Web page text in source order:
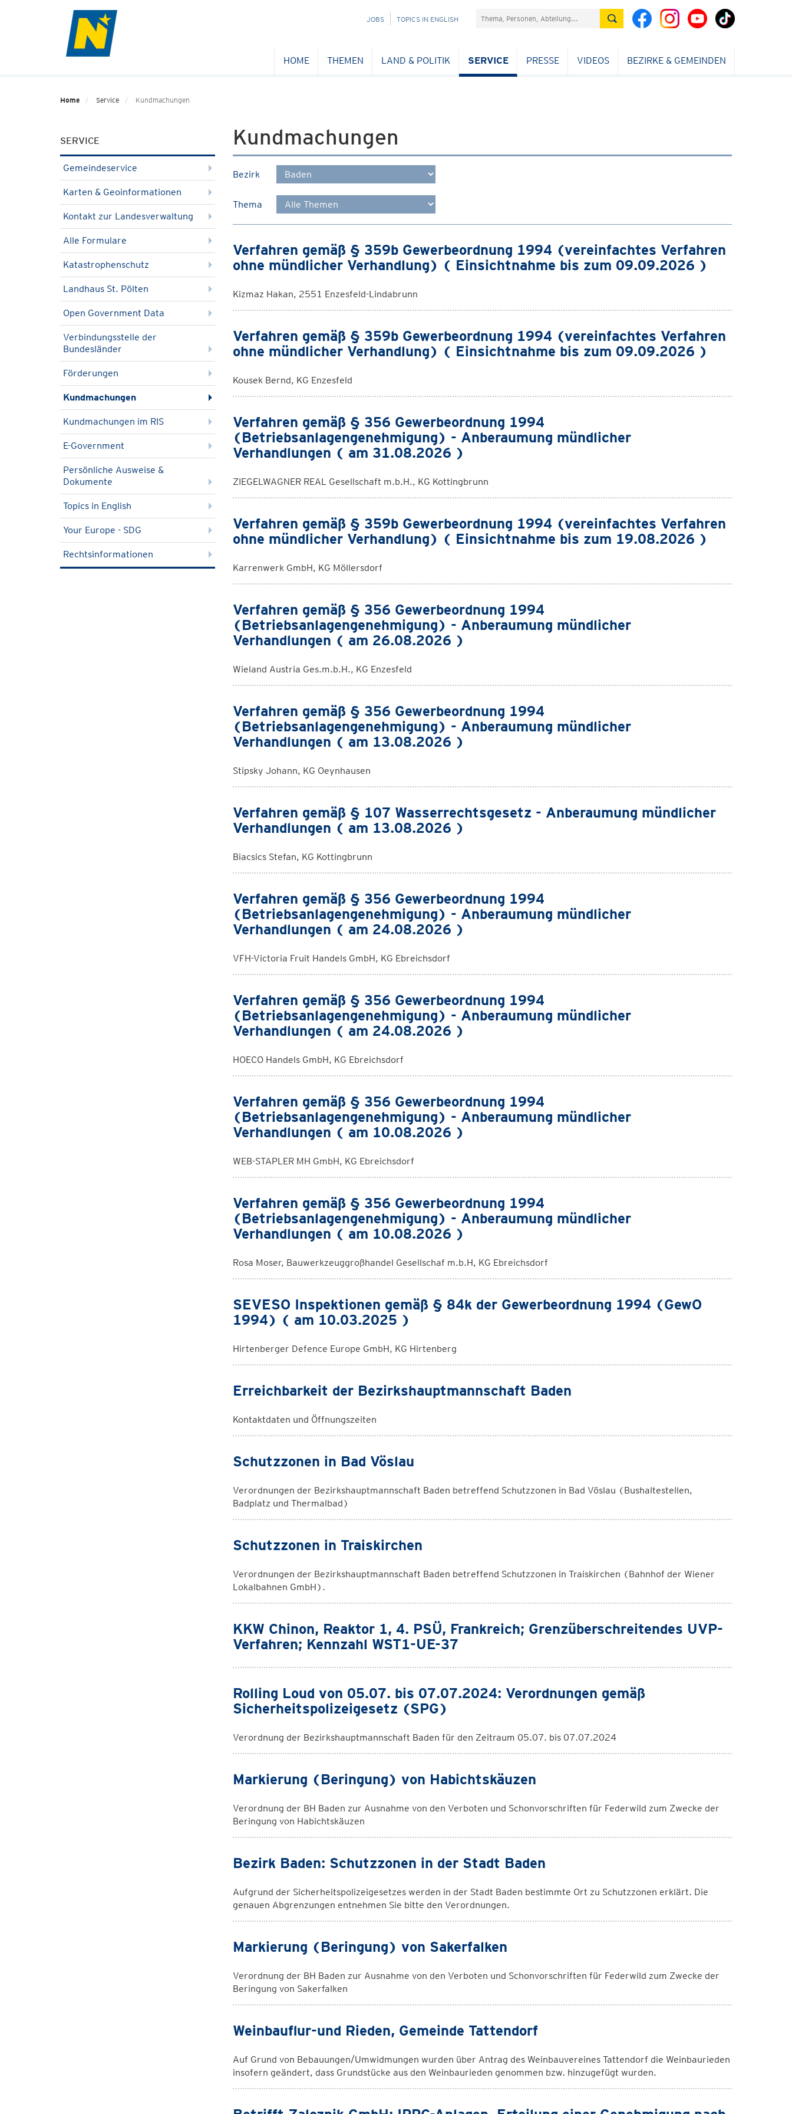
NAVIGATION
JOBS TOPICS IN ENGLISH Suchefeld
HOME THEMEN LAND & POLITIK SERVICE PRESSE VIDEOS BEZIRKE & GEMEINDEN
Home Service Kundmachungen
SERVICE
Gemeindeservice
Karten & Geoinformationen
Kontakt zur Landesverwaltung
Alle Formulare
Katastrophenschutz
Landhaus St. Pölten
Open Government Data
Verbindungsstelle der
Bundesländer
Förderungen
Kundmachungen
Kundmachungen im RIS
E-Government
Persönliche Ausweise &
Dokumente
Topics in English
Your Europe - SDG
Rechtsinformationen
Kundmachungen
Bezirk
Thema
Verfahren gemäß § 359b Gewerbeordnung 1994 (vereinfachtes Verfahren
ohne mündlicher Verhandlung) ( Einsichtnahme bis zum 09.09.2026 )
Kizmaz Hakan, 2551 Enzesfeld-Lindabrunn
Verfahren gemäß § 359b Gewerbeordnung 1994 (vereinfachtes Verfahren
ohne mündlicher Verhandlung) ( Einsichtnahme bis zum 09.09.2026 )
Kousek Bernd, KG Enzesfeld
Verfahren gemäß § 356 Gewerbeordnung 1994
(Betriebsanlagengenehmigung) - Anberaumung mündlicher
Verhandlungen ( am 31.08.2026 )
ZIEGELWAGNER REAL Gesellschaft m.b.H., KG Kottingbrunn
Verfahren gemäß § 359b Gewerbeordnung 1994 (vereinfachtes Verfahren
ohne mündlicher Verhandlung) ( Einsichtnahme bis zum 19.08.2026 )
Karrenwerk GmbH, KG Möllersdorf
Verfahren gemäß § 356 Gewerbeordnung 1994
(Betriebsanlagengenehmigung) - Anberaumung mündlicher
Verhandlungen ( am 26.08.2026 )
Wieland Austria Ges.m.b.H., KG Enzesfeld
Verfahren gemäß § 356 Gewerbeordnung 1994
(Betriebsanlagengenehmigung) - Anberaumung mündlicher
Verhandlungen ( am 13.08.2026 )
Stipsky Johann, KG Oeynhausen
Verfahren gemäß § 107 Wasserrechtsgesetz - Anberaumung mündlicher
Verhandlungen ( am 13.08.2026 )
Biacsics Stefan, KG Kottingbrunn
Verfahren gemäß § 356 Gewerbeordnung 1994
(Betriebsanlagengenehmigung) - Anberaumung mündlicher
Verhandlungen ( am 24.08.2026 )
VFH-Victoria Fruit Handels GmbH, KG Ebreichsdorf
Verfahren gemäß § 356 Gewerbeordnung 1994
(Betriebsanlagengenehmigung) - Anberaumung mündlicher
Verhandlungen ( am 24.08.2026 )
HOECO Handels GmbH, KG Ebreichsdorf
Verfahren gemäß § 356 Gewerbeordnung 1994
(Betriebsanlagengenehmigung) - Anberaumung mündlicher
Verhandlungen ( am 10.08.2026 )
WEB-STAPLER MH GmbH, KG Ebreichsdorf
Verfahren gemäß § 356 Gewerbeordnung 1994
(Betriebsanlagengenehmigung) - Anberaumung mündlicher
Verhandlungen ( am 10.08.2026 )
Rosa Moser, Bauwerkzeuggroßhandel Gesellschaf m.b.H, KG Ebreichsdorf
SEVESO Inspektionen gemäß § 84k der Gewerbeordnung 1994 (GewO
1994) ( am 10.03.2025 )
Hirtenberger Defence Europe GmbH, KG Hirtenberg
Erreichbarkeit der Bezirkshauptmannschaft Baden
Kontaktdaten und Öffnungszeiten
Schutzzonen in Bad Vöslau
Verordnungen der Bezirkshauptmannschaft Baden betreffend Schutzzonen in Bad Vöslau (Bushaltestellen,
Badplatz und Thermalbad)
Schutzzonen in Traiskirchen
Verordnungen der Bezirkshauptmannschaft Baden betreffend Schutzzonen in Traiskirchen (Bahnhof der Wiener
Lokalbahnen GmbH).
KKW Chinon, Reaktor 1, 4. PSÜ, Frankreich; Grenzüberschreitendes UVP-
Verfahren; Kennzahl WST1-UE-37
Rolling Loud von 05.07. bis 07.07.2024: Verordnungen gemäß
Sicherheitspolizeigesetz (SPG)
Verordnung der Bezirkshauptmannschaft Baden für den Zeitraum 05.07. bis 07.07.2024
Markierung (Beringung) von Habichtskäuzen
Verordnung der BH Baden zur Ausnahme von den Verboten und Schonvorschriften für Federwild zum Zwecke der
Beringung von Habichtskäuzen
Bezirk Baden: Schutzzonen in der Stadt Baden
Aufgrund der Sicherheitspolizeigesetzes werden in der Stadt Baden bestimmte Ort zu Schutzzonen erklärt. Die
genauen Abgrenzungen entnehmen Sie bitte den Verordnungen.
Markierung (Beringung) von Sakerfalken
Verordnung der BH Baden zur Ausnahme von den Verboten und Schonvorschriften für Federwild zum Zwecke der
Beringung von Sakerfalken
Weinbauflur-und Rieden, Gemeinde Tattendorf
Auf Grund von Bebauungen/Umwidmungen wurden über Antrag des Weinbauvereines Tattendorf die Weinbaurieden
insofern geändert, dass Grundstücke aus den Weinbaurieden genommen bzw. hinzugefügt wurden.